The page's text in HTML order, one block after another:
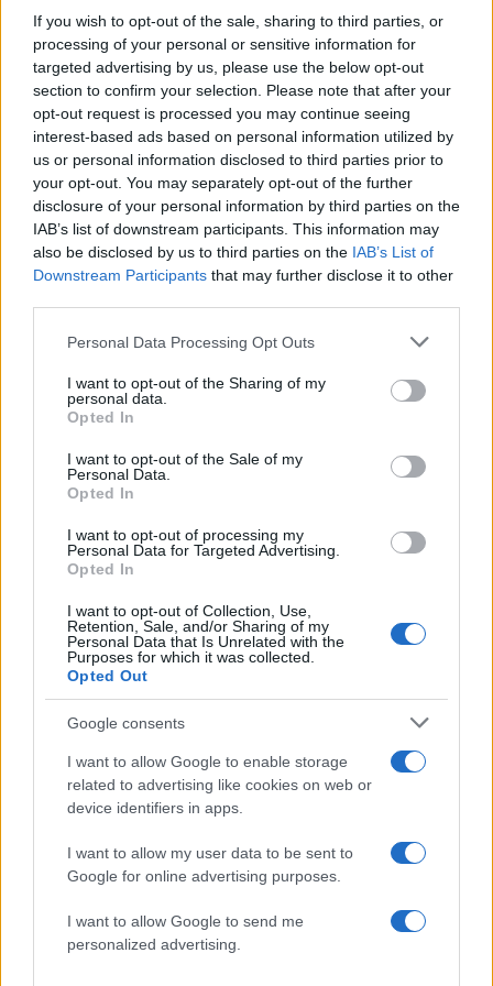
If you wish to opt-out of the sale, sharing to third parties, or
processing of your personal or sensitive information for
targeted advertising by us, please use the below opt-out
section to confirm your selection. Please note that after your
opt-out request is processed you may continue seeing
interest-based ads based on personal information utilized by
us or personal information disclosed to third parties prior to
your opt-out. You may separately opt-out of the further
disclosure of your personal information by third parties on the
IAB’s list of downstream participants. This information may
also be disclosed by us to third parties on the IAB’s List of
Downstream Participants that may further disclose it to other
Please note that this website/app uses one or more Google
not limited to your visit or usage behaviour. You may click to
grant or deny consent to Google and its third-party tags to
use your data for below specified purposes in below Google
consent section.
Personal Data Processing Opt Outs
I want to opt-out of the Sharing of my
personal data.
Opted In
I want to opt-out of the Sale of my
Personal Data.
Opted In
I want to opt-out of processing my
Personal Data for Targeted Advertising.
Opted In
I want to opt-out of Collection, Use,
Retention, Sale, and/or Sharing of my
Personal Data that Is Unrelated with the
Purposes for which it was collected.
Opted Out
Google consents
I want to allow Google to enable storage
related to advertising like cookies on web or
device identifiers in apps.
I want to allow my user data to be sent to
Google for online advertising purposes.
I want to allow Google to send me
personalized advertising.
ΔΙΑΦΗΜΙΣΗ
Hermes: Smoky eye σε καφέ αποχρώσεις
και sleek χτενίσματα που είναι το
επόμενο μεγάλο trend
09.03.2025
Ηermes: Αμερικάνοι καταναλωτές
καταγγέλλουν πως ο οίκος δεν τους
επιτρέπει να αποκτήσουν την iconic
Birkin Bag
20.10.2024byΣοφια Σουζα
Fashion
Hermes: Η μονοχρωμία παραμένει η πιο
σοφιστικέ τάση!
29.09.2024byΣοφια Σουζα
Fashion
Hermazing! Ο οίκος Hermes συνδύασε
(μοναδικά) sex appeal και πολυτέλεια, στο
show που έγινε χθες στην Νέα Υόρκη!
07.06.2024 by Σοφια Σουζα